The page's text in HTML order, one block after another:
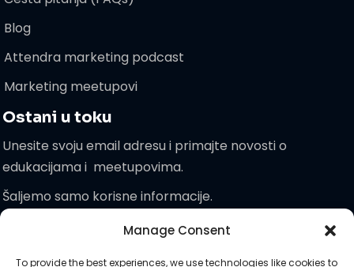
Manage Consent
To provide the best experiences, we use technologies like cookies to
Blog
Attendra marketing podcast
Marketing meetupovi
Ostani u toku
Unesite svoju email adresu i primajte novosti o
edukacijama i meetupovima.
Šaljemo samo korisne informacije.